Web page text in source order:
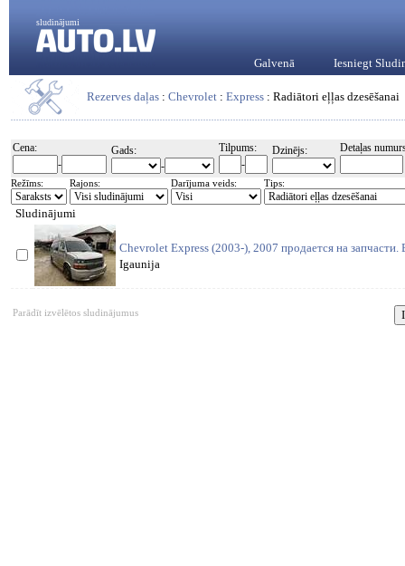
sludinājumi
Galvenā Iesniegt
Rezerves daļas : Chevrolet : Express : Radiātori eļļas dzesēšanai
Cena:
-
Gads:
-
Tilpums:
-
Dzinējs: Detaļas
Režīms: Rajons: Darījuma veids: Tips:
Sludinājumi
Chevrolet Express (2003-), 2007 продается на
Igaunija
Parādīt izvēlētos sludinājumus